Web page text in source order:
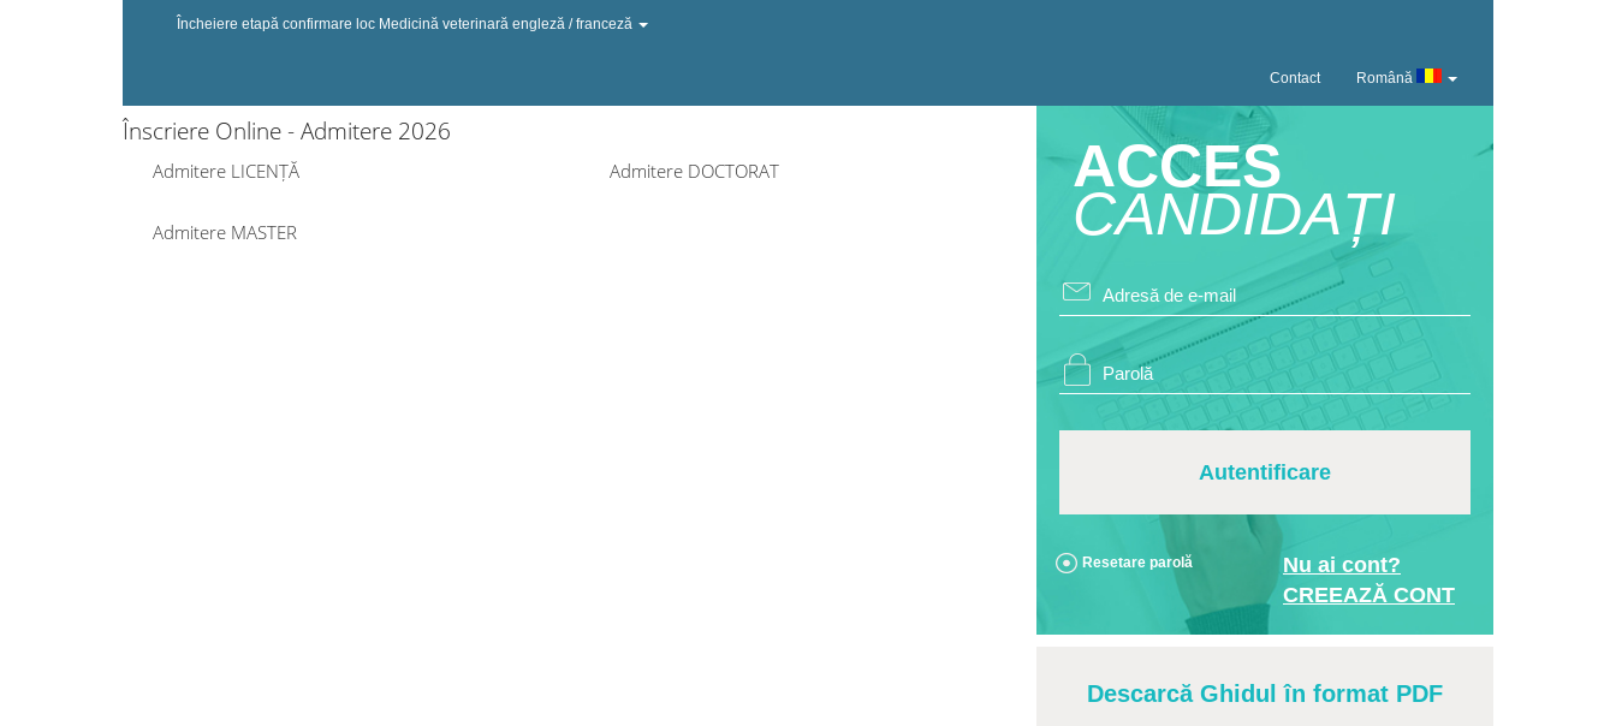
Încheiere etapă confirmare loc Medicină veterinară engleză / franceză
Contact Română
Înscriere Online - Admitere 2026
Admitere LICENȚĂ
Admitere MASTER
Admitere DOCTORAT ACCES
CANDIDAȚI
Autentificare
Resetare parolă
Nu ai cont?
CREEAZĂ CONT
Descarcă Ghidul în format PDF